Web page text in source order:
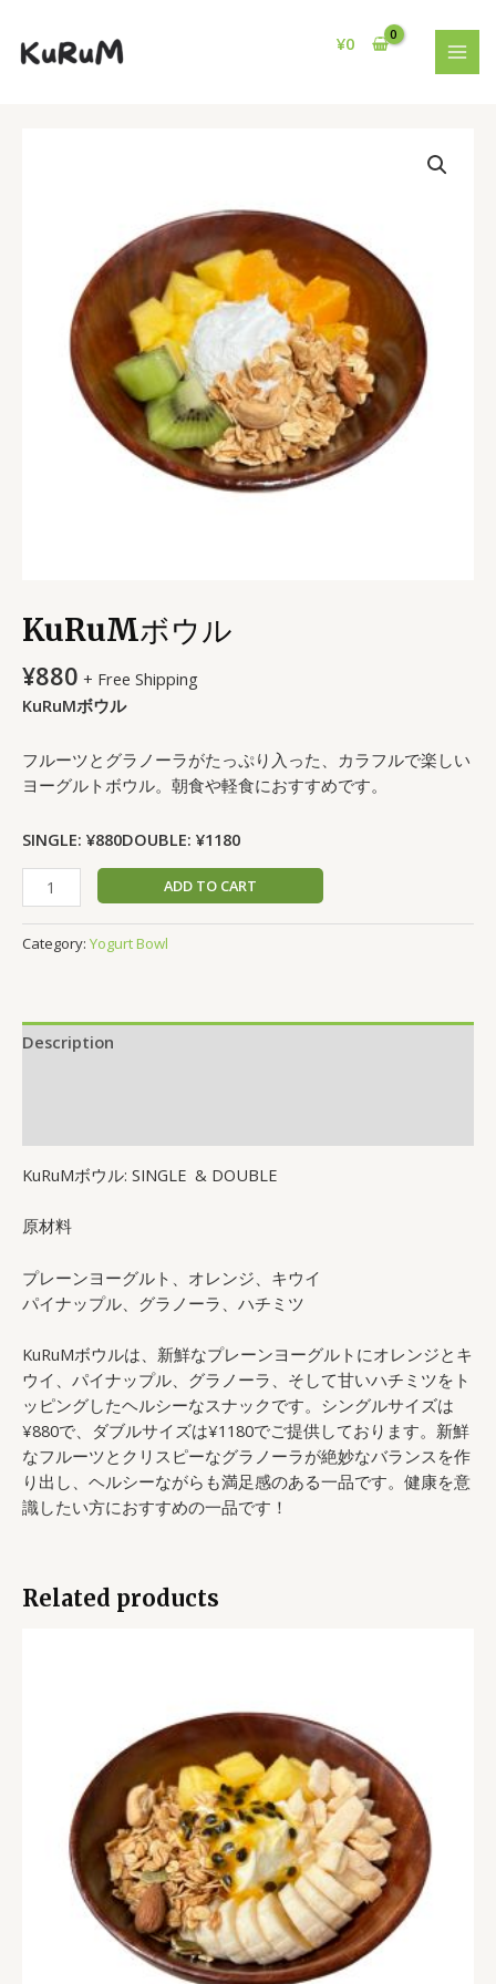
content
¥0
KuRuMボウル
¥880 + Free Shipping
KuRuMボウル
フルーツとグラノーラがたっぷり入った、カラフルで楽しい
ヨーグルトボウル。朝食や軽食におすすめです。
SINGLE: ¥880DOUBLE: ¥1180
ADD TO CART
Category: Yogurt Bowl
Description
KuRuMボウル: SINGLE & DOUBLE
原材料
プレーンヨーグルト、オレンジ、キウイ
パイナップル、グラノーラ、ハチミツ
KuRuMボウルは、新鮮なプレーンヨーグルトにオレンジとキ
ウイ、パイナップル、グラノーラ、そして甘いハチミツをト
ッピングしたヘルシーなスナックです。シングルサイズは
¥880で、ダブルサイズは¥1180でご提供しております。新鮮
なフルーツとクリスピーなグラノーラが絶妙なバランスを作
り出し、ヘルシーながらも満足感のある一品です。健康を意
識したい方におすすめの一品です！
Related products